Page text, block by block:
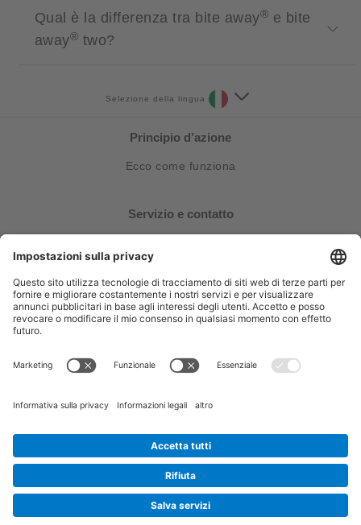
Qual è la differenza tra bite away® e bite
away® two?
Selezione della lingua
Principio d’azione
Ecco come funziona
Servizio e contatto
Stampa
messaggio pubblicitario del 23/03/2026
Protezione dei dati